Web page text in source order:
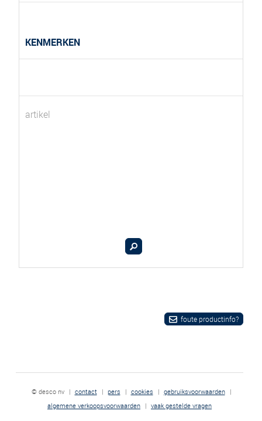
KENMERKEN
artikel
foute productinfo?
© desco nv | contact | pers | cookies | gebruiksvoorwaarden
|
algemene verkoopsvoorwaarden | vaak gestelde vragen